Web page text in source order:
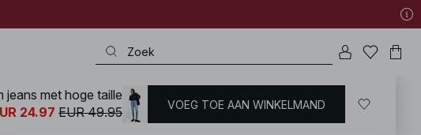
NA-KD / Jeans / High Waist Jeans
jeans met hoge taille
24.97 EUR 49.95 VOEG TOE AAN WINKELMAND